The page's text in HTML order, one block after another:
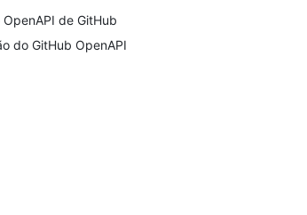
de GitHub
do GitHub OpenAPI